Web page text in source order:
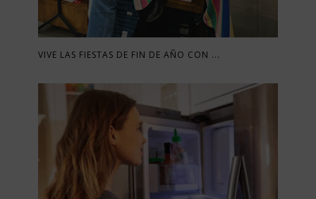
VIVE LAS FIESTAS DE FIN DE AÑO CON ...